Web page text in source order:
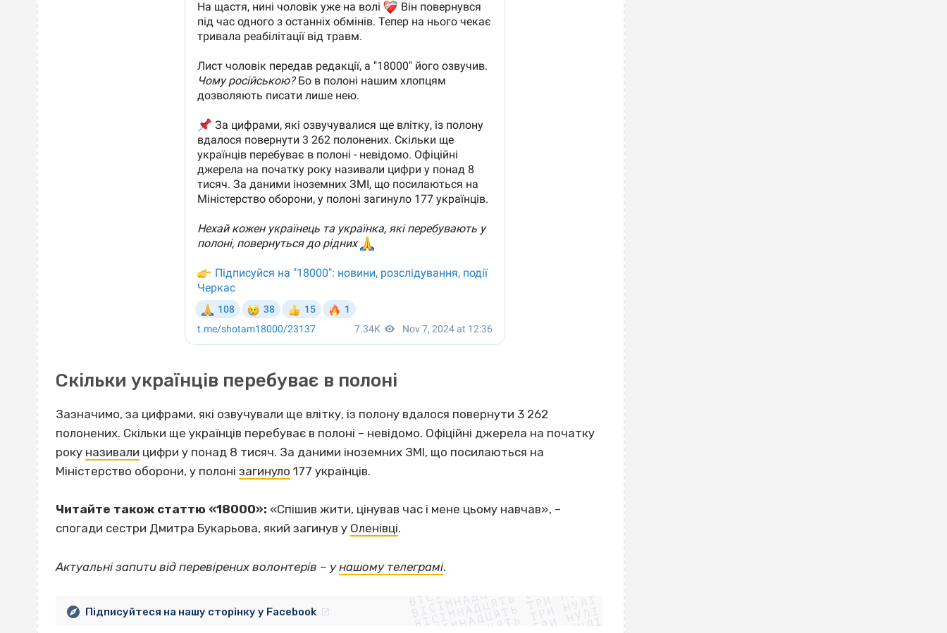
Скільки українців перебуває в полоні
Зазначимо, за цифрами, які озвучували ще влітку, із полону вдалося повернути 3 262
полонених. Скільки ще українців перебуває в полоні – невідомо. Офіційні джерела на початку
року називали цифри у понад 8 тисяч. За даними іноземних ЗМІ, що посилаються на
Міністерство оборони, у полоні загинуло 177 українців.
Читайте також статтю «18000»: «Спішив жити, цінував час і мене цьому навчав», –
спогади сестри Дмитра Букарьова, який загинув у Оленівці.
Актуальні запити від перевірених волонтерів – унашому телеграмі.
ВІСІМНАДЦЯТЬ ТРИ НУЛІ
ВІСІМНАДЦЯТЬ ТРИ НУЛІ
ВІСІМНАДЦЯТЬ ТРИ НУЛІ
ВІСІМНАДЦЯТЬ ТРИ НУЛІ
Підписуйтеся на нашу сторінку у Facebook